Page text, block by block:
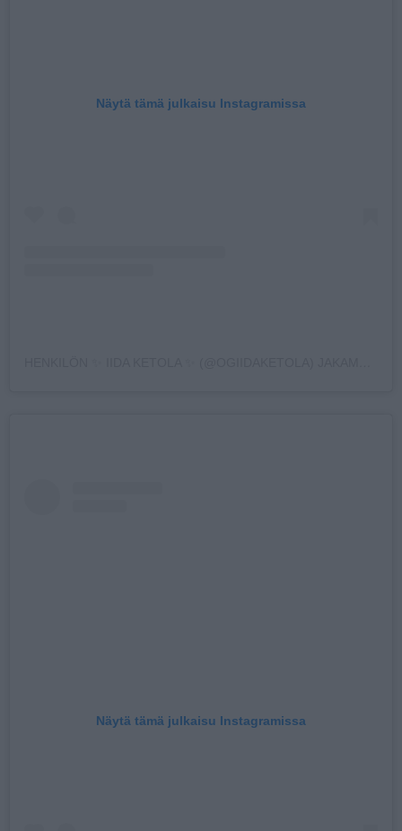
Näytä tämä julkaisu Instagramissa
Näytä tämä julkaisu Instagramissa